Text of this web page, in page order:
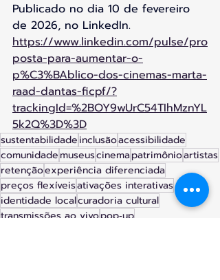
Publicado no dia 10 de fevereiro
de 2026, no LinkedIn.
https://www.linkedin.com/pulse/pro
posta-para-aumentar-o-
p%C3%BAblico-dos-cinemas-marta-
raad-dantas-ficpf/?
trackingId=%2BOY9wUrC54TIhMznYL
5k2Q%3D%3D
sustentabilidadeinclusãoacessibilidade
comunidademuseuscinemapatrimônioartistas
retençãoexperiência diferenciada
preços flexíveisativações interativas
identidade localcuradoria cultural
transmissões ao vivopop‑up